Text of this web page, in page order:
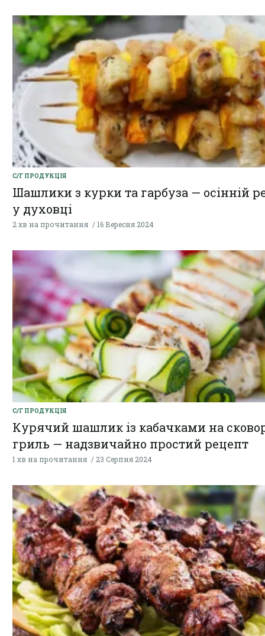
С/Г ПРОДУКЦІЯ
Шашлики з курки та гарбуза — осінній
у духовці
2 хв на прочитання 16 Вересня 2024
С/Г ПРОДУКЦІЯ
Курячий шашлик із кабачками на
гриль — надзвичайно простий рецепт
1 хв на прочитання 23 Серпня 2024